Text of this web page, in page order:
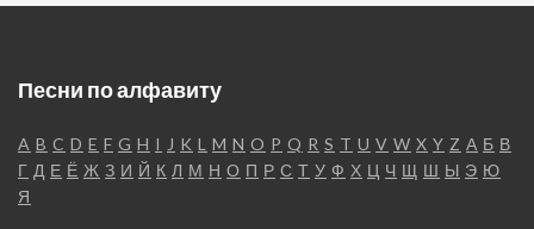
Песни по алфавиту
A B C D E F G H I J K L M N O P Q R S T U V W X Y Z А Б В
Г Д Е Ё Ж З И Й К Л М Н О П Р С Т У Ф Х Ц Ч Щ Ш Ы Э Ю
Я